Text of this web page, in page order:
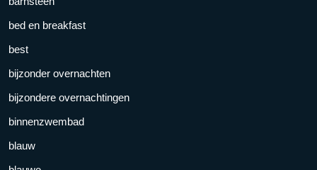
bed en breakfast
best
bijzonder overnachten
bijzondere overnachtingen
binnenzwembad
blauw